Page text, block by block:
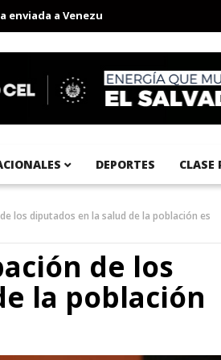
a Venezuela Aeropuerto
DEPORTES CLASE
los diputados en la salud de la población es
de los
la población